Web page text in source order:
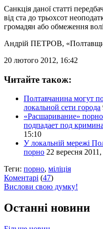
Санкція даної статті
від ста до трьохсот
громадян або обмеження
Андрій ПЕТРОВ,
20 лютого 2012, 16:42
Читайте також:
Полтавчанина могут
локальной сети города
«Расшаривание»
подпадает под
15:10
У локальній мережі
порно 22 вересня
Теги: порно, міліція
Коментарі (47)
Вислови свою думку!
Останні новини